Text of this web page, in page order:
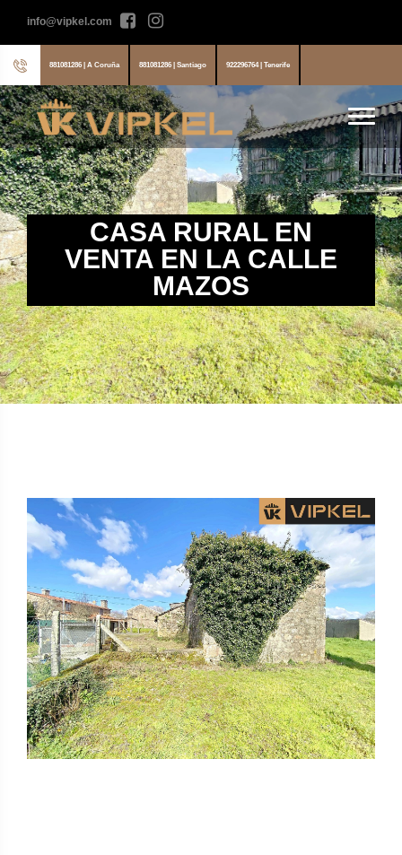
info@vipkel.com
881081286 | A Coruña 881081286 | Santiago 922296764 | Tenerife
CASA RURAL EN
VENTA EN LA CALLE
MAZOS